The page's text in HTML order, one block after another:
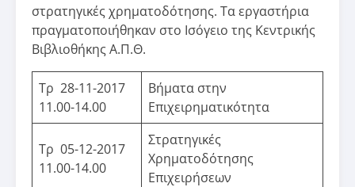
στρατηγικές χρηματοδότησης. Τα εργαστήρια
πραγματοποιήθηκαν στο Ισόγειο της Κεντρικής
Βιβλιοθήκης Α.Π.Θ.
Τρ 28-11-2017
11.00-14.00
Βήματα στην
Επιχειρηματικότητα
Τρ 05-12-2017
11.00-14.00
Στρατηγικές
Χρηματοδότησης
Επιχειρήσεων